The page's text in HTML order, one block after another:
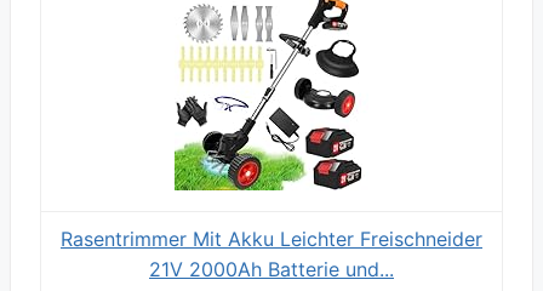
Rasentrimmer Mit Akku Leichter Freischneider
21V 2000Ah Batterie und...